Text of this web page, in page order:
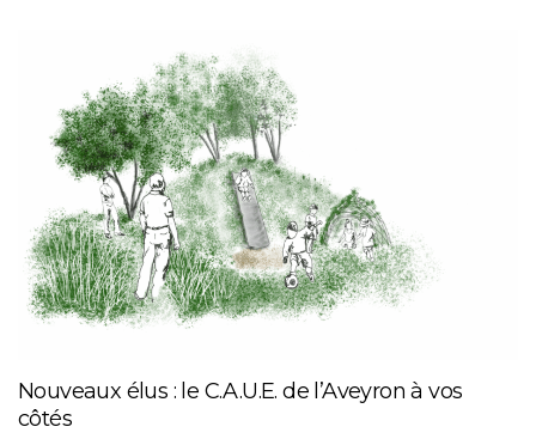
Nouveaux élus : le C.A.U.E. de l’Aveyron à vos
côtés